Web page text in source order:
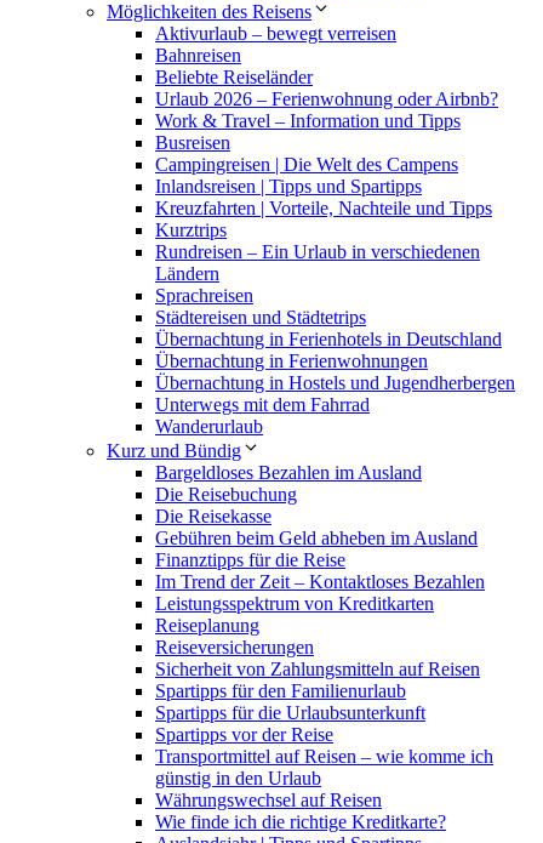
Möglichkeiten des Reisens
Aktivurlaub – bewegt verreisen
Bahnreisen
Beliebte Reiseländer
Urlaub 2026 – Ferienwohnung oder Airbnb?
Work & Travel – Information und Tipps
Busreisen
Campingreisen | Die Welt des Campens
Inlandsreisen | Tipps und Spartipps
Kreuzfahrten | Vorteile, Nachteile und Tipps
Kurztrips
Rundreisen – Ein Urlaub in verschiedenen
Ländern
Sprachreisen
Städtereisen und Städtetrips
Übernachtung in Ferienhotels in Deutschland
Übernachtung in Ferienwohnungen
Übernachtung in Hostels und Jugendherbergen
Unterwegs mit dem Fahrrad
Wanderurlaub
Kurz und Bündig
Bargeldloses Bezahlen im Ausland
Die Reisebuchung
Die Reisekasse
Gebühren beim Geld abheben im Ausland
Finanztipps für die Reise
Im Trend der Zeit – Kontaktloses Bezahlen
Leistungsspektrum von Kreditkarten
Reiseplanung
Reiseversicherungen
Sicherheit von Zahlungsmitteln auf Reisen
Spartipps für den Familienurlaub
Spartipps für die Urlaubsunterkunft
Spartipps vor der Reise
Transportmittel auf Reisen – wie komme ich
günstig in den Urlaub
Währungswechsel auf Reisen
Wie finde ich die richtige Kreditkarte?